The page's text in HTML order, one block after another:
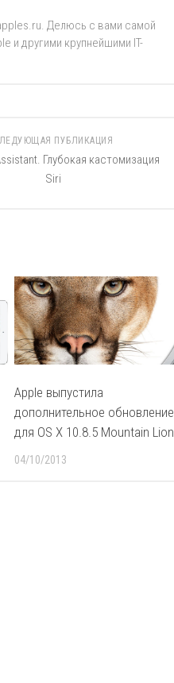
Делюсь с вами самой
и другими крупнейшими IT-
ПУБЛИКАЦИЯ
Глубокая кастомизация
Siri
Apple выпустила
дополнительное обновление
для OS X 10.8.5 Mountain Lion
04/10/2013